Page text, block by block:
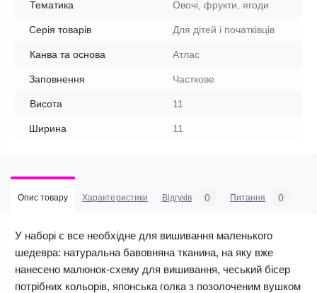
Тематика Овочі, фрукти, ягоди
Серія товарів Для дітей і початківців
Канва та основа Атлас
Заповнення Часткове
Висота 11
Ширина 11
Опис товару Характеристики Відгуків 0 Питання 0
У наборі є все необхідне для вишивання маленького
шедевра: натуральна бавовняна тканина, на яку вже
нанесено малюнок-схему для вишивання, чеський бісер
потрібних кольорів, японська голка з позолоченим вушком